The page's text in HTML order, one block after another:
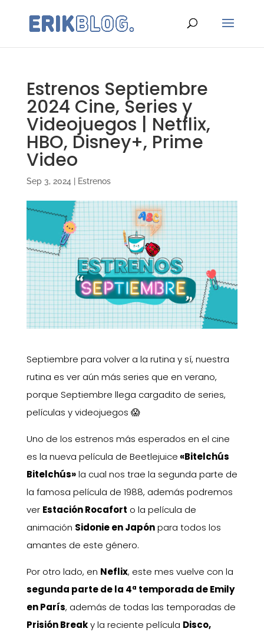
Estrenos Septiembre
2024 Cine, Series y
Videojuegos | Netflix,
HBO, Disney+, Prime
Video
Sep 3, 2024 Estrenos
Septiembre para volver a la rutina y sí, nuestra
rutina es ver aún más series que en verano,
porque Septiembre llega cargadito de series,
películas y videojuegos 😱
Uno de los estrenos más esperados en el cine
es la nueva película de Beetlejuice«Bitelchús
Bitelchús»la cual nos trae la segunda parte de
la famosa película de 1988, además podremos
ver Estación Rocafort o la película de
animación Sidonie en Japónpara todos los
amantes de este género.
Por otro lado, en Neflix, este mes vuelve con la
segunda parte de la 4ª temporada de Emily
en París, además de todas las temporadas de
Prisión Breaky la reciente película Disco,